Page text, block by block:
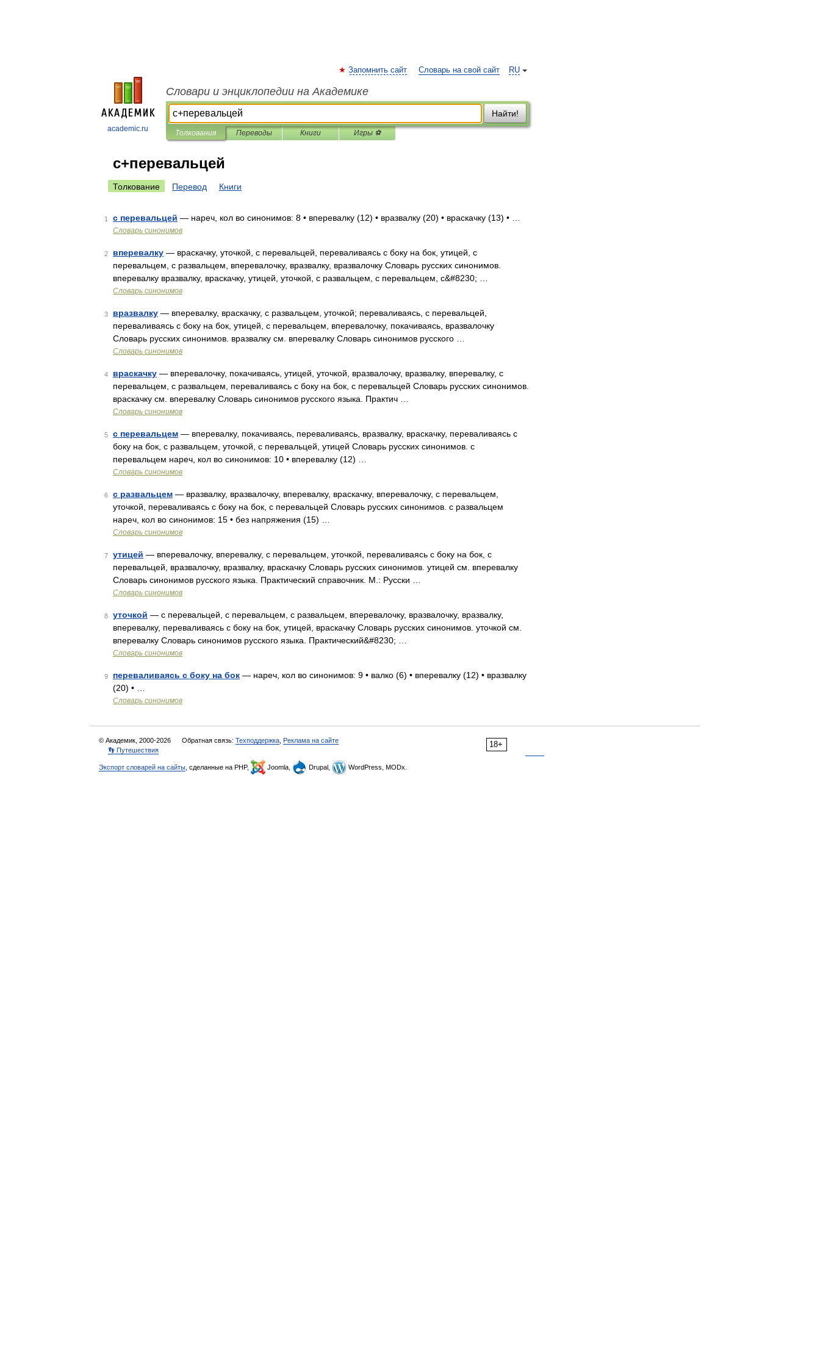
academic.ru
RU
Запомнить сайт Словарь на свой сайт
Словари и энциклопедии на Академике
Найти!
Толкования Переводы Книги Игры ⚽
с+перевальцей
Толкование Перевод Книги
1 с перевальцей — нареч, кол во синонимов: 8 • вперевалку (12) • вразвалку (20) • враскачку (13) • …
Словарь синонимов
2 вперевалку — враскачку, уточкой, с перевальцей, переваливаясь с боку на бок, утицей, с
перевальцем, с развальцем, вперевалочку, вразвалку, вразвалочку Словарь русских синонимов.
вперевалку вразвалку, враскачку, утицей, уточкой, с развальцем, с перевальцем, с&#8230; …
Словарь синонимов
3 вразвалку — вперевалку, враскачку, с развальцем, уточкой; переваливаясь, с перевальцей,
переваливаясь с боку на бок, утицей, с перевальцем, вперевалочку, покачиваясь, вразвалочку
Словарь русских синонимов. вразвалку см. вперевалку Словарь синонимов русского …
Словарь синонимов
4 враскачку — вперевалочку, покачиваясь, утицей, уточкой, вразвалочку, вразвалку, вперевалку, с
перевальцем, с развальцем, переваливаясь с боку на бок, с перевальцей Словарь русских синонимов.
враскачку см. вперевалку Словарь синонимов русского языка. Практич …
Словарь синонимов
5 с перевальцем — вперевалку, покачиваясь, переваливаясь, вразвалку, враскачку, переваливаясь с
боку на бок, с развальцем, уточкой, с перевальцей, утицей Словарь русских синонимов. с
перевальцем нареч, кол во синонимов: 10 • вперевалку (12) …
Словарь синонимов
6 с развальцем — вразвалку, вразвалочку, вперевалку, враскачку, вперевалочку, с перевальцем,
уточкой, переваливаясь с боку на бок, с перевальцей Словарь русских синонимов. с развальцем
нареч, кол во синонимов: 15 • без напряжения (15) …
Словарь синонимов
7 утицей — вперевалочку, вперевалку, с перевальцем, уточкой, переваливаясь с боку на бок, с
перевальцей, вразвалочку, вразвалку, враскачку Словарь русских синонимов. утицей см. вперевалку
Словарь синонимов русского языка. Практический справочник. М.: Русски …
Словарь синонимов
8 уточкой — с перевальцей, с перевальцем, с развальцем, вперевалочку, вразвалочку, вразвалку,
вперевалку, переваливаясь с боку на бок, утицей, враскачку Словарь русских синонимов. уточкой см.
вперевалку Словарь синонимов русского языка. Практический&#8230; …
Словарь синонимов
9 переваливаясь с боку на бок — нареч, кол во синонимов: 9 • валко (6) • вперевалку (12) • вразвалку
(20) • …
Словарь синонимов
18+
© Академик, 2000-2026 Обратная связь: Техподдержка Реклама на сайте
👣 Путешествия
Экспорт словарей на сайты , сделанные на PHP, Joomla, Drupal, WordPress, MODx.